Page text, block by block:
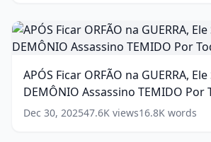
words)
APÓS
Ficar
ORFÃO
GUERRA,
Ele
Se
Tornou
APÓS Ficar ORFÃO na GUERRA,
DEMÔNIO Assassino TEMIDO Por
Dec 30, 202547.6K views16.8K words